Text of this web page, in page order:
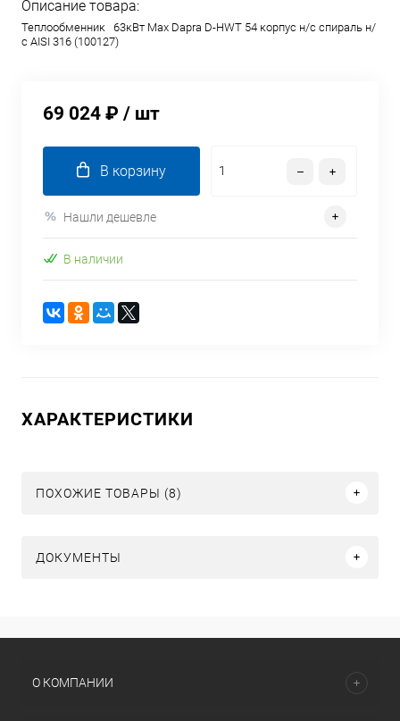
Описание товара:
Теплообменник 63кВт Max Dapra D-HWT 54 корпус н/с спираль н/
с AISI 316 (100127)
69 024 ₽ / шт
В корзину
Нашли дешевле
В наличии
ХАРАКТЕРИСТИКИ
ПОХОЖИЕ ТОВАРЫ (8)
ДОКУМЕНТЫ
О КОМПАНИИ